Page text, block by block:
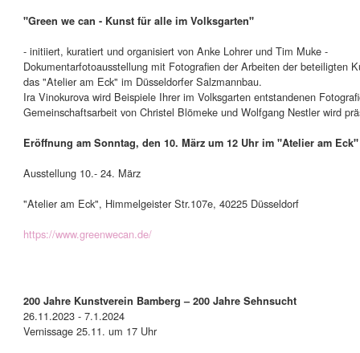
"Green we can - Kunst für alle im Volksgarten"
- initiiert, kuratiert und organisiert von Anke Lohrer und Tim Muke -
Dokumentarfotoausstellung mit Fotografien der Arbeiten der beteiligten
das "Atelier am Eck" im Düsseldorfer Salzmannbau.
Ira Vinokurova wird Beispiele Ihrer im Volksgarten entstandenen
Gemeinschaftsarbeit von Christel Blömeke und Wolfgang Nestler wird
Eröffnung am Sonntag, den 10. März um 12 Uhr im "Atelier am Eck"
Ausstellung 10.- 24. März
"Atelier am Eck", Himmelgeister Str.107e, 40225 Düsseldorf
https://www.greenwecan.de/
200 Jahre Kunstverein Bamberg – 200 Jahre Sehnsucht
26.11.2023 - 7.1.2024
Vernissage 25.11. um 17 Uhr